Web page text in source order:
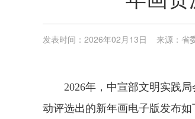
发表时间：2026年02月13日 来源：省
2026年，中宣部文明实践
动评选出的新年画电子版发布